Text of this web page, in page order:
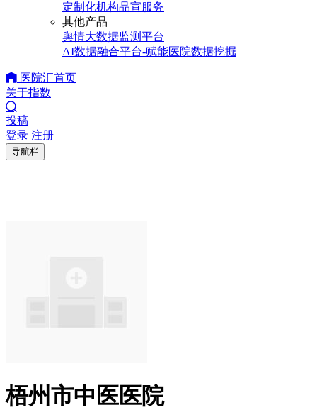
定制化机构品宣服务
其他产品
舆情大数据监测平台
AI数据融合平台-赋能医院数据挖掘
医院汇首页
关于指数
投稿
登录 注册
导航栏
梧州市中医医院